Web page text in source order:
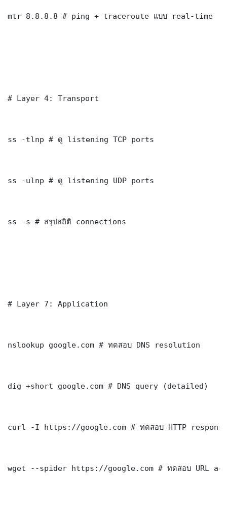
mtr 8.8.8.8 # ping + traceroute แบบ real-time
# Layer 4: Transport
ss -tlnp # ดู listening TCP ports
ss -ulnp # ดู listening UDP ports
ss -s # สรุปสถิติ connections
# Layer 7: Application
nslookup google.com # ทดสอบ DNS resolution
dig +short google.com # DNS query (detailed)
curl -I https://google.com # ทดสอบ HTTP
wget --spider https://google.com # ทดสอบ URL